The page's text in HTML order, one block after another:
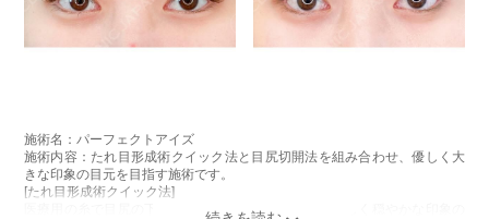
施術名：パーフェクトアイズ
施術内容：たれ目形成術クイック法と目尻切開法を組み合わせ、優しく大
きな印象の目元を目指す施術です。
[たれ目形成術クイック法]
医療用の糸で目尻の下側を軽く引き下げることで、優しく穏やかな印象の